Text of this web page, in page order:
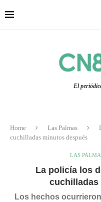
El
Home Las Palmas
cuchilladas minutos después
LAS
La policía los
cuchilladas
Los hechos